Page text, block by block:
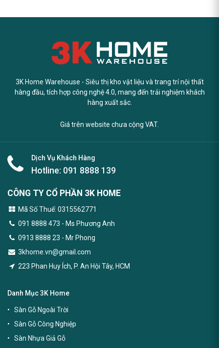
3K Home Warehouse - Siêu thị kho vật liệu và trang trí nội thất
hàng đầu, tích hợp công nghệ 4.0, mang đến trải nghiệm khách
hàng xuất sắc.
Giá trên website chưa cộng VAT.
Dịch Vụ Khách Hàng
Hotline: 091 8888 139
CÔNG TY CỔ PHẦN 3K HOME
Mã Số Thuế: 0315562771
091 8888 473 - Ms Phương Anh
0913 8888 23 - Mr Phong
3khome.vn@gmail.com
223 Phan Huy Ích, P. An Hội Tây, HCM
Danh Mục 3K Home
Sàn Gỗ Ngoài Trời
Sàn Gỗ Công Nghiệp
Sàn Nhựa Giả Gỗ